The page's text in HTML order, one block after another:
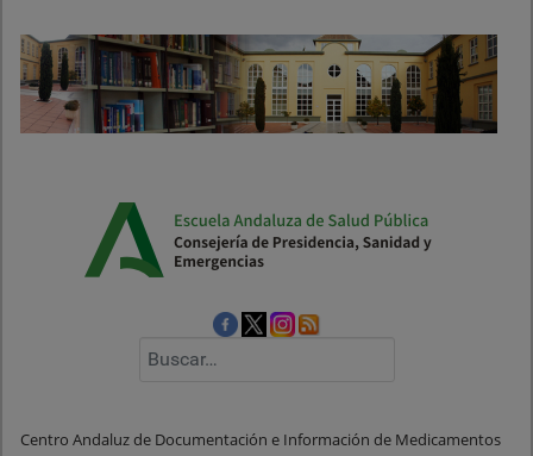
Centro Andaluz de Documentación e Información de Medicamentos